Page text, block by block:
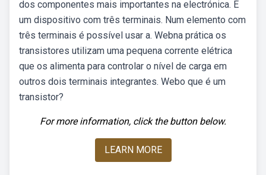
dos componentes mais importantes na electrónica. É
um dispositivo com três terminais. Num elemento com
três terminais é possível usar a. Webna prática os
transistores utilizam uma pequena corrente elétrica
que os alimenta para controlar o nível de carga em
outros dois terminais integrantes. Webo que é um
transistor?
For more information, click the button below.
LEARN MORE